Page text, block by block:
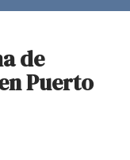
de
Puerto